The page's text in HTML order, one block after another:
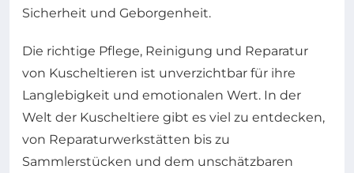
Sicherheit und Geborgenheit.
Die richtige Pflege, Reinigung und Reparatur
von Kuscheltieren ist unverzichtbar für ihre
Langlebigkeit und emotionalen Wert. In der
Welt der Kuscheltiere gibt es viel zu entdecken,
von Reparaturwerkstätten bis zu
Sammlerstücken und dem unschätzbaren